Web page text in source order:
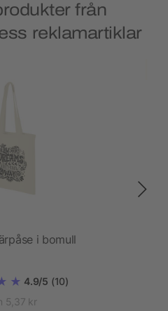
från
reklamartiklar
i bomull
4.9/5 (10)
5,37 kr